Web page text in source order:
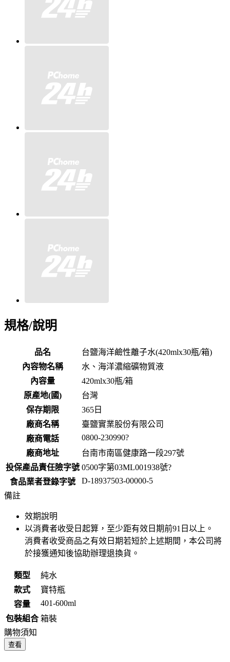
規格/說明
品名
台鹽海洋鹼性離子水(420mlx30瓶/箱)
內容物名稱
水、海洋濃縮礦物質液
內容量
420mlx30瓶/箱
原產地(國)
台灣
保存期限
365 日
廠商名稱
臺鹽實業股份有限公司
廠商電話
0800-230990?
廠商地址
台南市南區健康路一段297號
投保產品責任險字號 0500字第03ML001938號?
食品業者登錄字號
D-18937503-00000-5
備註
效期說明
以消費者收受日起算，至少距有效日期前91 日以上。
消費者收受商品之有效日期若短於上述期間，本公司將
於接獲通知後協助辦理退換貨。
類型
純水
款式
寶特瓶
容量
401-600ml
包裝組合 箱裝
購物須知
查看